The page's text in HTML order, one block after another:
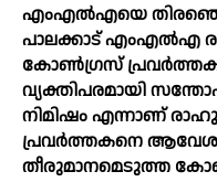
എംഎല്‍എയെ
പാലക്കാട് എംഎല്‍എ
കോണ്‍ഗ്രസ്
വ്യക്തിപരമായി
നിമിഷം എന്നാണ്
പ്രവര്‍ത്തകനെ
തീരുമാനമെടുത്ത